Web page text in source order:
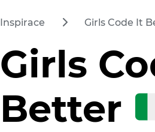
Inspirace Girls Code It
Girls
Better